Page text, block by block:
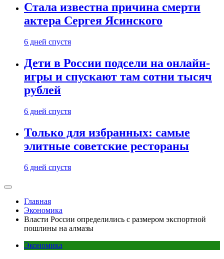
Стала известна причина смерти
актера Сергея Ясинского
6 дней спустя
Дети в России подсели на онлайн-
игры и спускают там сотни тысяч
рублей
6 дней спустя
Только для избранных: самые
элитные советские рестораны
6 дней спустя
Главная
Экономика
Власти России определились с размером экспортной
пошлины на алмазы
Экономика